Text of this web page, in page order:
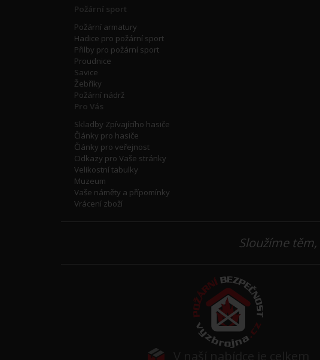
Požární sport
Požární armatury
Hadice pro požární sport
Přilby pro požární sport
Proudnice
Savice
Žebříky
Požární nádrž
Pro Vás
Skladby Zpívajícího hasiče
Články pro hasiče
Články pro veřejnost
Odkazy pro Vaše stránky
Velikostní tabulky
Muzeum
Vaše náměty a přípomínky
Vrácení zboží
Sloužíme